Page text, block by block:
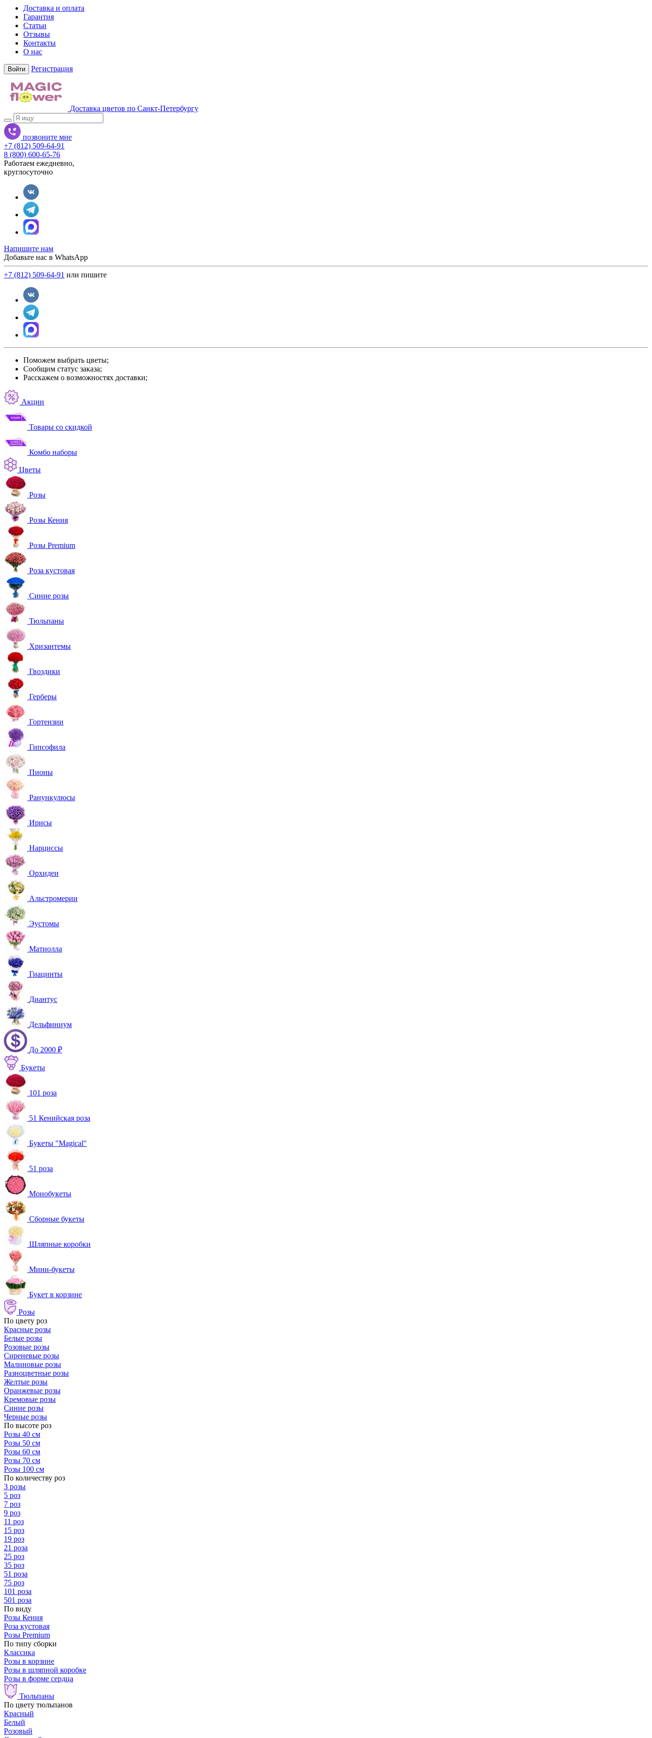
Доставка и оплата
Гарантия
Статьи
Отзывы
Контакты
О нас
Войти Регистрация
Доставка цветов по Санкт-Петербургу
позвоните мне
+7 (812) 509-64-91
8 (800) 600-65-76
Работаем ежедневно,
круглосуточно
Напишите нам
Добавьте нас в WhatsApp
+7 (812) 509-64-91 или пишите
Поможем выбрать цветы;
Сообщим статус заказа;
Расскажем о возможностях доставки;
Акции
Товары со скидкой
Комбо наборы
Цветы
Розы
Розы Кения
Розы Premium
Роза кустовая
Синие розы
Тюльпаны
Хризантемы
Гвоздики
Герберы
Гортензии
Гипсофила
Пионы
Ранункулюсы
Ирисы
Нарциссы
Орхидеи
Альстромерии
Эустомы
Матиолла
Гиацинты
Диантус
Дельфиниум
До 2000 ₽
Букеты
101 роза
51 Кенийская роза
Букеты "Magical"
51 роза
Монобукеты
Сборные букеты
Шляпные коробки
Мини-букеты
Букет в корзине
Розы
По цвету роз
Красные розы
Белые розы
Розовые розы
Сиреневые розы
Малиновые розы
Разноцветные розы
Желтые розы
Оранжевые розы
Кремовые розы
Синие розы
Черные розы
По высоте роз
Розы 40 см
Розы 50 см
Розы 60 см
Розы 70 см
Розы 100 см
По количеству роз
3 розы
5 роз
7 роз
9 роз
11 роз
15 роз
19 роз
21 роза
25 роз
35 роз
51 роза
75 роз
101 роза
501 роза
По виду
Розы Кения
Роза кустовая
Розы Premium
По типу сборки
Классика
Розы в корзине
Розы в шляпной коробке
Розы в форме сердца
Тюльпаны
По цвету тюльпанов
Красный
Белый
Розовый